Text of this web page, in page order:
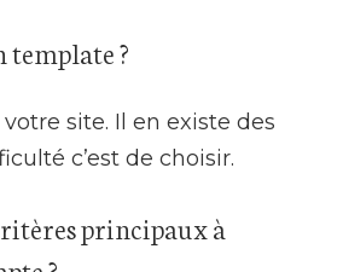
template ?
votre site. Il en existe des
c’est de choisir.
principaux à